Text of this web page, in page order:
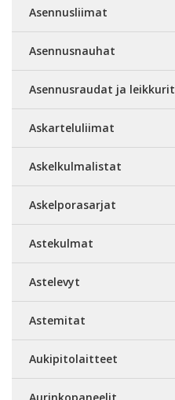
Asennusliimat
Asennusnauhat
Asennusraudat ja leikkurit
Askarteluliimat
Askelkulmalistat
Askelporasarjat
Astekulmat
Astelevyt
Astemitat
Aukipitolaitteet